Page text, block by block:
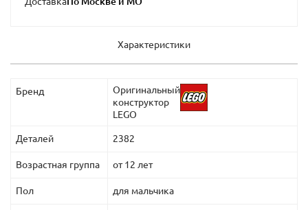
Характеристики
Бренд
Оригинальный
конструктор
LEGO
Деталей 2382
Возрастная группа от 12 лет
Пол для мальчика